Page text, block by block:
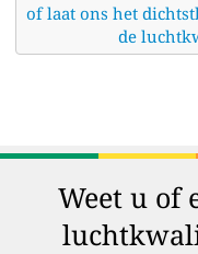
of laat ons het
de
Weet u of